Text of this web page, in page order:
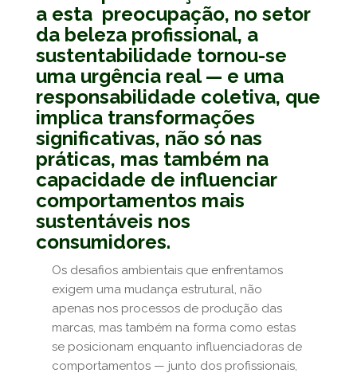
a esta preocupação, no setor
da beleza profissional, a
sustentabilidade tornou-se
uma urgência real — e uma
responsabilidade coletiva, que
implica transformações
significativas, não só nas
práticas, mas também na
capacidade de influenciar
comportamentos mais
sustentáveis nos
consumidores.
Os desafios ambientais que enfrentamos
exigem uma mudança estrutural, não
apenas nos processos de produção das
marcas, mas também na forma como estas
se posicionam enquanto influenciadoras de
comportamentos — junto dos profissionais,